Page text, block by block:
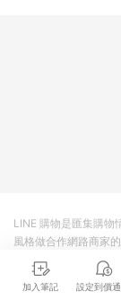
加入筆記 設定到價
LINE 購物是匯集購物
風格做合作網路商家
商品至各合作網路商
準。